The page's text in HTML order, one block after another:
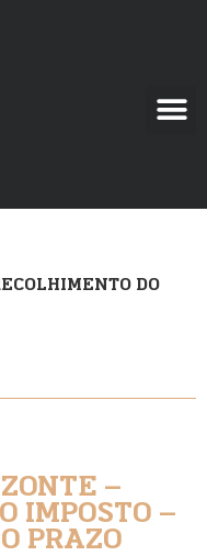
DO
–
IMPOSTO –
PRAZO